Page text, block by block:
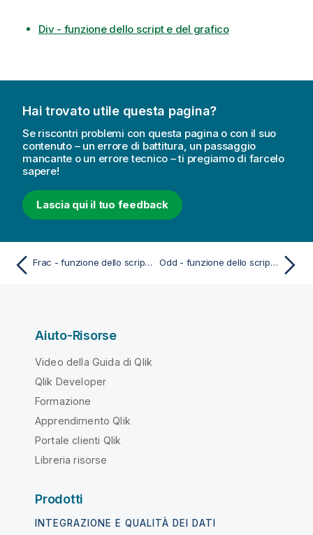
Div - funzione dello script e del grafico
Hai trovato utile questa pagina?
Se riscontri problemi con questa pagina o con il suo
contenuto – un errore di battitura, un passaggio
mancante o un errore tecnico – ti pregiamo di farcelo
sapere!
Lascia qui il tuo feedback
Frac - funzione dello script e del grafico Odd - funzione dello script e del grafico
Aiuto-Risorse
Video della Guida di Qlik
Qlik Developer
Formazione
Apprendimento Qlik
Portale clienti Qlik
Libreria risorse
Prodotti
INTEGRAZIONE E QUALITÀ DEI DATI